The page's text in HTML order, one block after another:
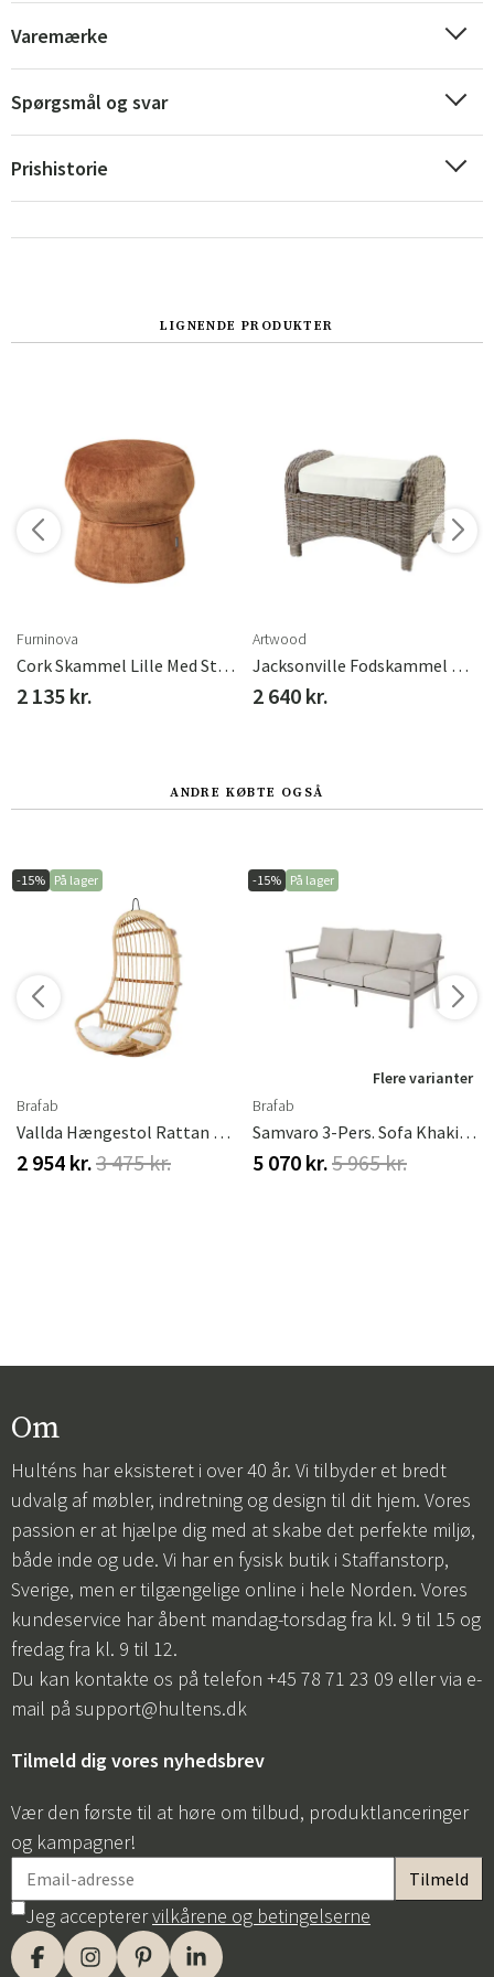
Sverige
Danmark
Varemærke
Spørgsmål og svar
Prishistorie
LIGNENDE PRODUKTER
Furninova
Cork Skammel Lille Med Stof I Kategori C
2 135 kr.
Artwood
Jacksonville Fodskammel Rattan
2 640 kr.
ANDRE KØBTE OGSÅ
-15% På lager
Brafab
Vallda Hængestol Rattan Natur/Hvid Brafab
2 954 kr.3 475 kr.
-15% På lager
Flere varianter
Brafab
Samvaro 3-Pers. Sofa Khaki/Sand Brafab
5 070 kr.5 965 kr.
Om
Hulténs har eksisteret i over 40 år. Vi tilbyder et bredt
udvalg af møbler, indretning og design til dit hjem. Vores
passion er at hjælpe dig med at skabe det perfekte miljø,
både inde og ude. Vi har en fysisk butik i Staffanstorp,
Sverige, men er tilgængelige online i hele Norden. Vores
kundeservice har åbent mandag-torsdag fra kl. 9 til 15 og
fredag fra kl. 9 til 12.
Du kan kontakte os på telefon +45 78 71 23 09 eller via e-
mail på support@hultens.dk
Tilmeld dig vores nyhedsbrev
Vær den første til at høre om tilbud, produktlanceringer
og kampagner!
Jeg accepterervilkårene og betingelserne